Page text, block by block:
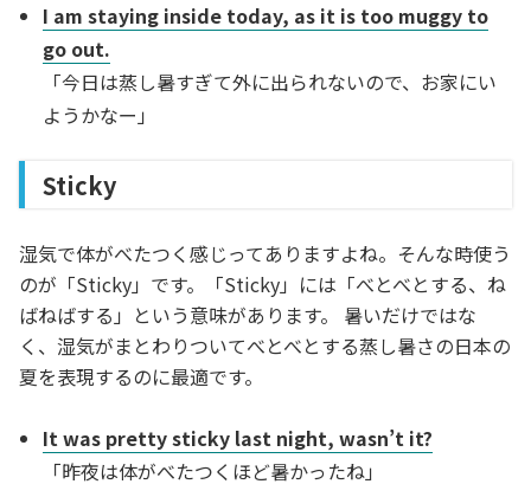
I am staying inside today, as it is too muggy to
go out.
「今日は蒸し暑すぎて外に出られないので、お家にい
ようかなー」
Sticky
湿気で体がべたつく感じってありますよね。そんな時使う
のが「Sticky」です。「Sticky」には「べとべとする、ね
ばねばする」という意味があります。 暑いだけではな
く、湿気がまとわりついてべとべとする蒸し暑さの日本の
夏を表現するのに最適です。
It was pretty sticky last night, wasn’t it?
「昨夜は体がべたつくほど暑かったね」